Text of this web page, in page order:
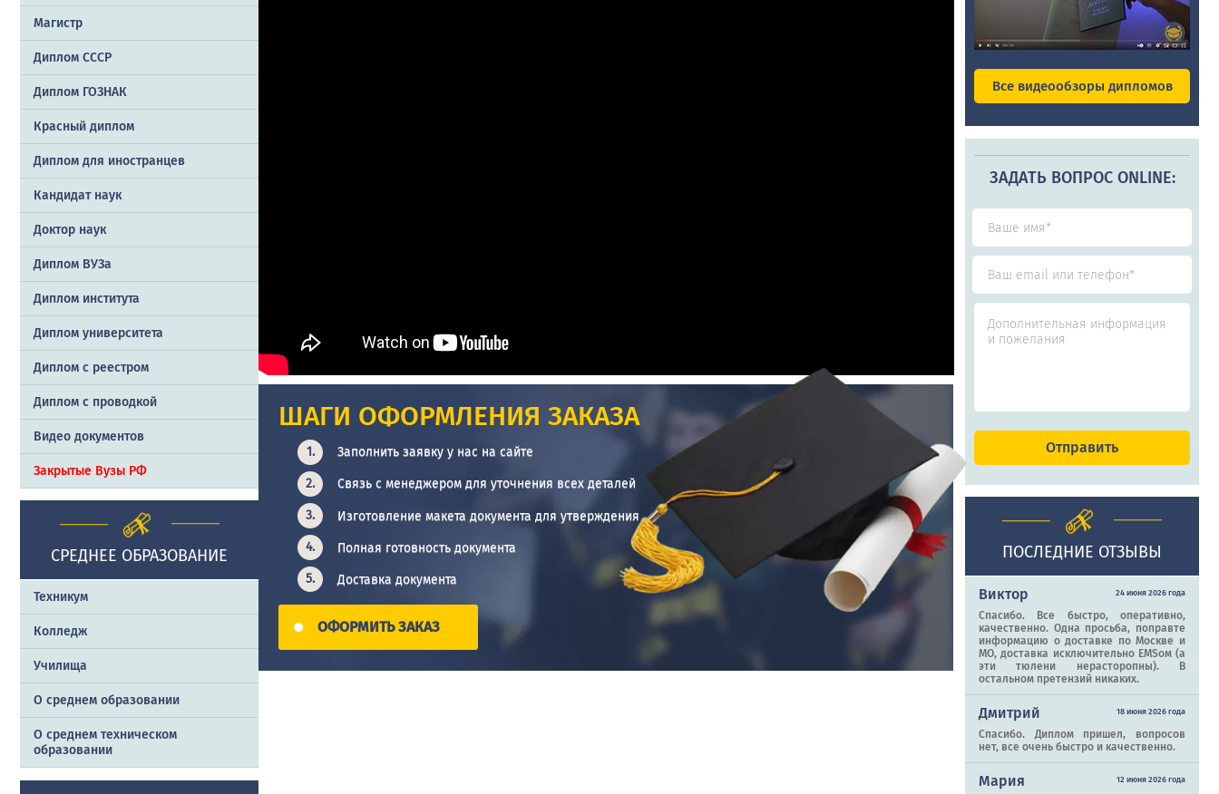
Магистр
Диплом СССР
Диплом ГОЗНАК
Красный диплом
Диплом для иностранцев
Кандидат наук
Доктор наук
Диплом ВУЗа
Диплом института
Диплом университета
Диплом с реестром
Диплом с проводкой
Видео документов
Закрытые Вузы РФ
СРЕДНЕЕ ОБРАЗОВАНИЕ
Техникум
Колледж
Училища
О среднем образовании
О среднем техническом
образовании
ШАГИ ОФОРМЛЕНИЯ ЗАКАЗА
Заполнить заявку у нас на сайте
Связь с менеджером для уточнения всех деталей
Изготовление макета документа для утверждения
Полная готовность документа
Доставка документа
ОФОРМИТЬ ЗАКАЗ
Все видеообзоры дипломов
ЗАДАТЬ ВОПРОС ONLINE:
ПОСЛЕДНИЕ ОТЗЫВЫ
Виктор 24 июня 2026 года
Спасибо. Все быстро, оперативно,
качественно. Одна просьба, поправте
информацию о доставке по Москве и
МО, доставка исключительно EMSом (а
эти тюлени нерасторопны). В
остальном претензий никаких.
Дмитрий 18 июня 2026 года
Спасибо. Диплом пришел, вопросов
нет, все очень быстро и качественно.
Мария 12 июня 2026 года